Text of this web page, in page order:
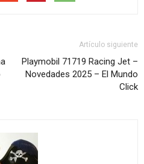
Artículo siguiente
Playmobil 71719 Racing Jet –
Novedades 2025 – El Mundo
Click